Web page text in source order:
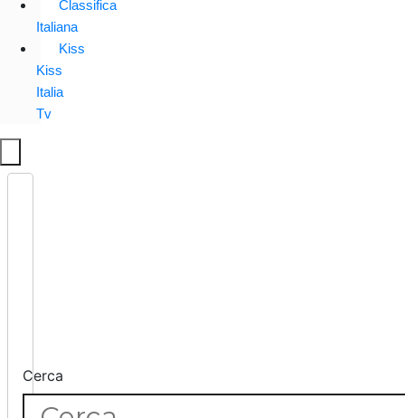
Classifica
Italiana
Kiss
Kiss
Italia
Tv
Cerca